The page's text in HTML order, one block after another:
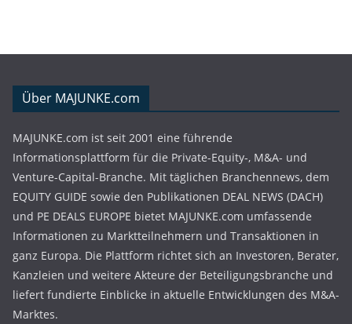
Über MAJUNKE.com
MAJUNKE.com ist seit 2001 eine führende
Informationsplattform für die Private-Equity-, M&A- und
Venture-Capital-Branche. Mit täglichen Branchennews, dem
EQUITY GUIDE sowie den Publikationen DEAL NEWS (DACH)
und PE DEALS EUROPE bietet MAJUNKE.com umfassende
Informationen zu Marktteilnehmern und Transaktionen in
ganz Europa. Die Plattform richtet sich an Investoren, Berater,
Kanzleien und weitere Akteure der Beteiligungsbranche und
liefert fundierte Einblicke in aktuelle Entwicklungen des M&A-
Marktes.